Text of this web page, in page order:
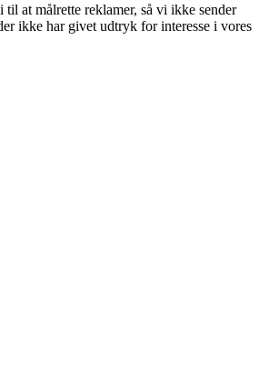
at målrette reklamer, så vi ikke sender
ikke har givet udtryk for interesse i vores